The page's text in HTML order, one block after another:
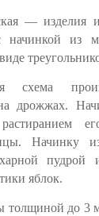
— изделия
начинкой из
схема
дрожжах.
растиранием
Начинку
пудрой
яблок.
толщиной до 3